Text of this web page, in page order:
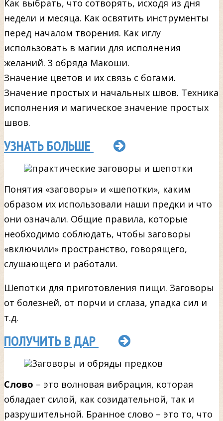
Как выбрать, что сотворять, исходя из дня
недели и месяца. Как освятить инструменты
перед началом творения. Как иглу
использовать в магии для исполнения
желаний. 3 обряда Макоши.
Значение цветов и их связь с богами.
Значение простых и начальных швов. Техника
исполнения и магическое значение простых
швов.
УЗНАТЬ БОЛЬШЕ
Понятия «заговоры» и «шепотки», каким
образом их использовали наши предки и что
они означали. Общие правила, которые
необходимо соблюдать, чтобы заговоры
«включили» пространство, говорящего,
слушающего и работали.
Шепотки для приготовления пищи. Заговоры
от болезней, от порчи и сглаза, упадка сил и
т.д.
ПОЛУЧИТЬ В ДАР
Слово – это волновая вибрация, которая
обладает силой, как созидательной, так и
разрушительной. Бранное слово – это то, что